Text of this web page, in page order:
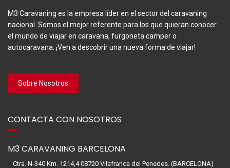
M3 Caravaning es la empresa líder en el sector del caravaning
nacional. Somos el mejor referente para los que quieran conocer
el mundo de viajar en caravana, furgoneta camper o
autocaravana. ¡Ven a descobrir una nueva forma de viajar!
Sobre Nosotros
CONTACTA CON NOSOTROS
M3 CARAVANING BARCELONA
Ctra. N-340 Km. 1214,4 08720 Vilafranca del Penedes. (BARCELONA)